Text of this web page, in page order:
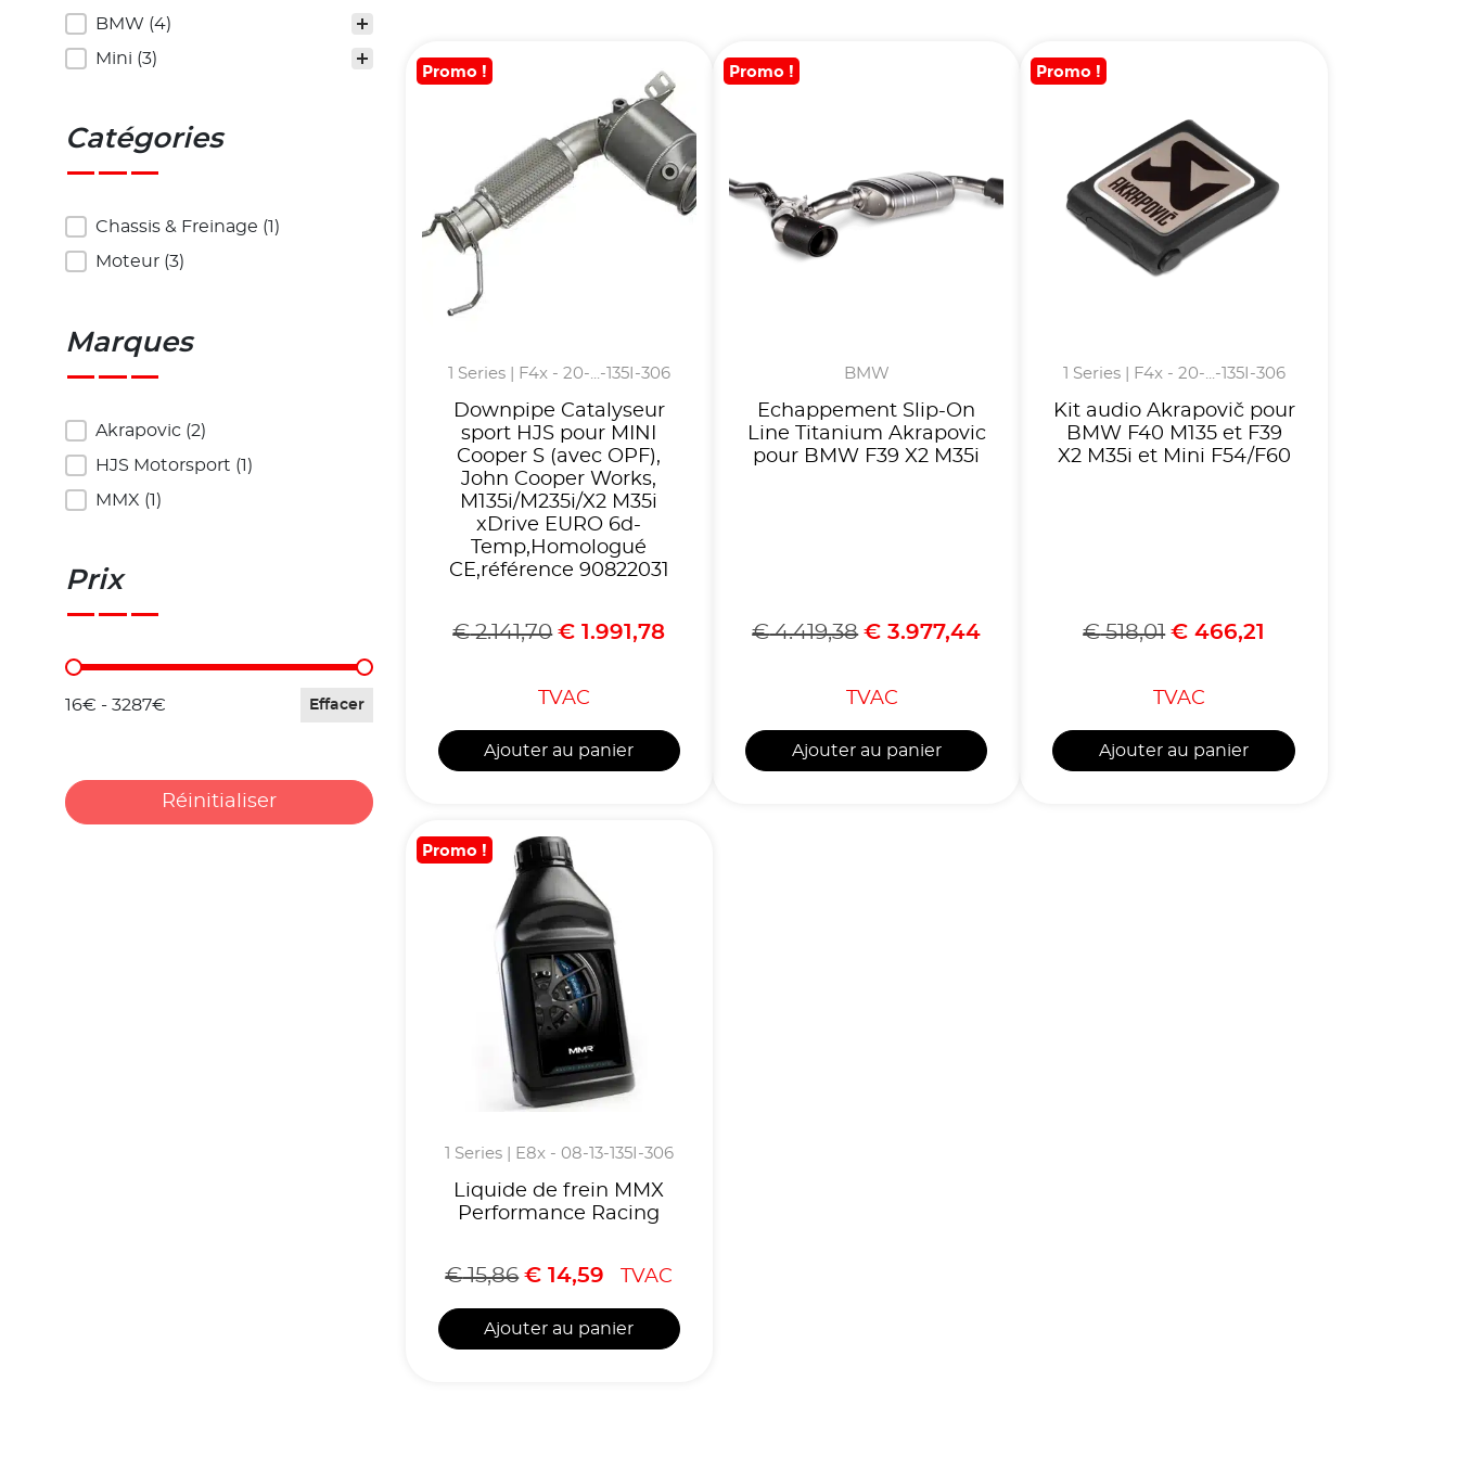
Véhicules
BMW (4)
Mini (3)
Catégories
Catégories
Chassis & Freinage (1)
Moteur (3)
Marques
Marques
Akrapovic (2)
HJS Motorsport (1)
MMX (1)
Prix
Prix
16€ - 3287€ Effacer
Réinitialiser
Promo !
1 Series | F4x - 20-...-135I-306
Downpipe Catalyseur
sport HJS pour MINI
Cooper S (avec OPF),
John Cooper Works,
M135i/M235i/X2 M35i
xDrive EURO 6d-
Temp,Homologué
CE,référence 90822031
€2.141,70 € 1.991,78
TVAC
Ajouter au panier
Promo !
BMW
Echappement Slip-On
Line Titanium Akrapovic
pour BMW F39 X2 M35i
€4.419,38 € 3.977,44
TVAC
Ajouter au panier
Promo !
1 Series | F4x - 20-...-135I-306
Kit audio Akrapovič pour
BMW F40 M135 et F39
X2 M35i et Mini F54/F60
€518,01 € 466,21
TVAC
Ajouter au panier
Promo !
1 Series | E8x - 08-13-135I-306
Liquide de frein MMX
Performance Racing
€15,86 € 14,59 TVAC
Ajouter au panier